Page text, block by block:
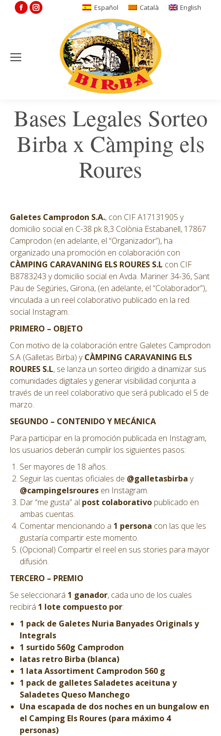
FacebookInstagram
window
Español Català English
Bases Legales Sorteo
Birba x Càmping els
Roures
Galetes Camprodon S.A., con CIF A17131905 y
domicilio social en C-38 pk 8,3 Colònia Estabanell, 17867
Camprodon (en adelante, el “Organizador”), ha
organizado una promoción en colaboración con
CÀMPING CARAVANING ELS ROURES S.L con CIF
B8783243 y domicilio social en Avda. Mariner 34-36, Sant
Pau de Segúries, Girona, (en adelante, el “Colaborador”),
vinculada a un reel colaborativo publicado en la red
social Instagram.
PRIMERO – OBJETO
Con motivo de la colaboración entre Galetes Camprodon
S.A (Galletas Birba) yCÀMPING CARAVANING ELS
ROURES S.L, se lanza un sorteo dirigido a dinamizar sus
comunidades digitales y generar visibilidad conjunta a
través de un reel colaborativo que será publicado el 5 de
marzo.
SEGUNDO – CONTENIDO Y MECÁNICA
Para participar en la promoción publicada en Instagram,
los usuarios deberán cumplir los siguientes pasos:
Ser mayores de 18 años.
Seguir las cuentas oficiales de @galletasbirba y
@campingelsroures en Instagram.
Dar “me gusta” al post colaborativo publicado en
ambas cuentas.
Comentar mencionando a 1 persona con las que les
gustaría compartir este momento.
(Opcional) Compartir el reel en sus stories para mayor
difusión.
TERCERO – PREMIO
Se seleccionará 1 ganador, cada uno de los cuales
recibirá 1 lote compuesto por:
1 pack de Galetes Nuria Banyades Originals y
Integrals
1 surtido 560g Camprodon
latas retro Birba (blanca)
1 lata Assortiment Camprodon 560 g
1 pack de galletes Saladetes aceituna y
Saladetes Queso Manchego
Una escapada de dos noches en un bungalow en
el Camping Els Roures (para máximo 4
personas)